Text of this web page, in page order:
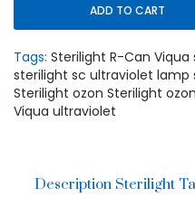
ADD TO CART
Tags: Sterilight R-Can Viqua
sterilight sc ultraviolet
Sterilight ozon Sterilight
Viqua ultraviolet
Description Sterilight